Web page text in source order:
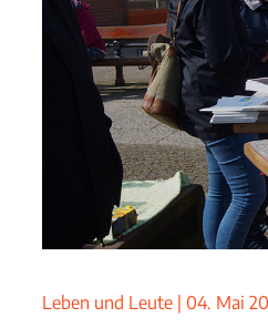
Leben und Leute 04. Mai